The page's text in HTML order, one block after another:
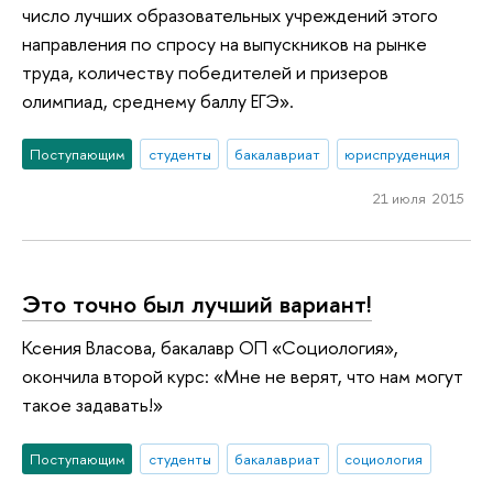
число лучших образовательных учреждений этого
направления по спросу на выпускников на рынке
труда, количеству победителей и призеров
олимпиад, среднему баллу ЕГЭ».
Поступающим студенты бакалавриат юриспруденция
21 июля 2015
Это точно был лучший вариант!
Ксения Власова, бакалавр ОП «Социология»,
окончила второй курс: «Мне не верят, что нам могут
такое задавать!»
Поступающим студенты бакалавриат социология